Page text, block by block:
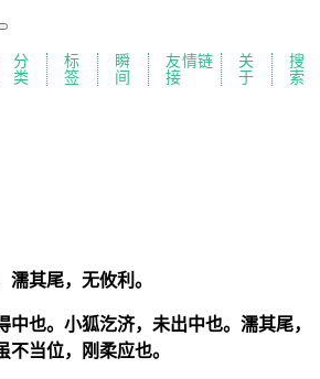
分
类
标
签
瞬
间
友情链
接
关
于
搜
索
其尾，无攸利。
也。小狐汔济，未出中也。濡其尾，
当位，刚柔应也。